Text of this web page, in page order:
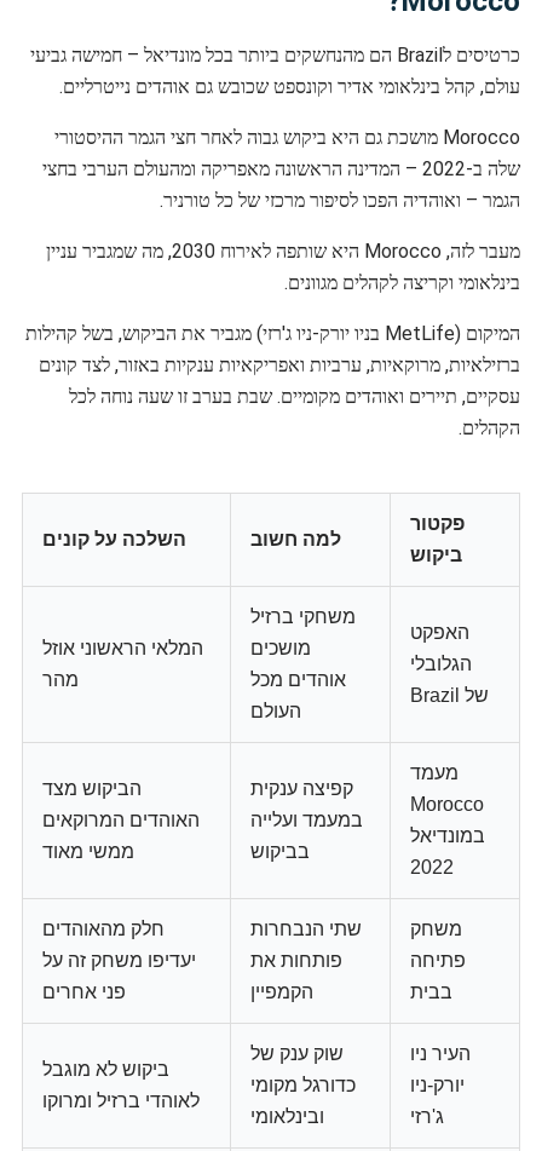
כרטיסים לBrazil הם מהנחשקים ביותר בכל מונדיאל – חמישה גביעי
עולם, קהל בינלאומי אדיר וקונספט שכובש גם אוהדים נייטרליים.
Morocco מושכת גם היא ביקוש גבוה לאחר חצי הגמר ההיסטורי
שלה ב-2022 – המדינה הראשונה מאפריקה ומהעולם הערבי בחצי
הגמר – ואוהדיה הפכו לסיפור מרכזי של כל טורניר.
מעבר לזה, Morocco היא שותפה לאירוח 2030, מה שמגביר עניין
בינלאומי וקריצה לקהלים מגוונים.
המיקום (MetLife בניו יורק-ניו ג'רזי) מגביר את הביקוש, בשל קהילות
ברזילאיות, מרוקאיות, ערביות ואפריקאיות ענקיות באזור, לצד קונים
עסקיים, תיירים ואוהדים מקומיים. שבת בערב זו שעה נוחה לכל
הקהלים.
פקטור
ביקוש
למה חשוב השלכה על קונים
האפקט
הגלובלי
של Brazil
משחקי ברזיל
מושכים
אוהדים מכל
העולם
המלאי הראשוני אוזל
מהר
מעמד
Morocco
במונדיאל
2022
קפיצה ענקית
במעמד ועלייה
בביקוש
הביקוש מצד
האוהדים המרוקאים
ממשי מאוד
משחק
פתיחה
בבית
שתי הנבחרות
פותחות את
הקמפיין
חלק מהאוהדים
יעדיפו משחק זה על
פני אחרים
העיר ניו
יורק-ניו
ג'רזי
שוק ענק של
כדורגל מקומי
ובינלאומי
ביקוש לא מוגבל
לאוהדי ברזיל ומרוקו